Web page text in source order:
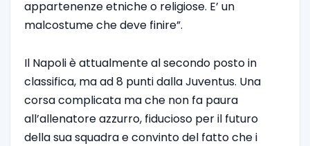
appartenenze etniche o religiose. E’ un
malcostume che deve finire”.
Il Napoli è attualmente al secondo posto in
classifica, ma ad 8 punti dalla Juventus. Una
corsa complicata ma che non fa paura
all’allenatore azzurro, fiducioso per il futuro
della sua squadra e convinto del fatto che i